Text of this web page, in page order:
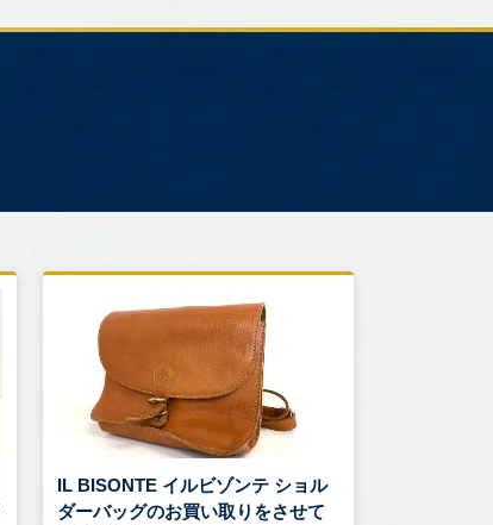
IL BISONTE イルビゾンテ ショル
ダーバッグのお買い取りをさせて